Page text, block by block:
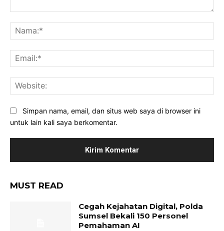
Simpan nama, email, dan situs web saya di browser ini
untuk lain kali saya berkomentar.
MUST READ
Cegah Kejahatan Digital, Polda
Sumsel Bekali 150 Personel
Pemahaman AI